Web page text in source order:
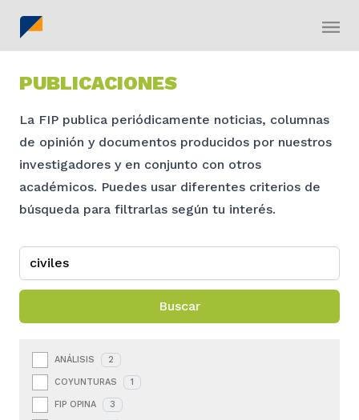
PUBLICACIONES
La FIP publica periódicamente noticias, columnas
de opinión y documentos producidos por nuestros
investigadores y en conjunto con otros
académicos. Puedes usar diferentes criterios de
búsqueda para filtrarlas según tu interés.
Buscar
ANÁLISIS 2
COYUNTURAS 1
FIP OPINA 3